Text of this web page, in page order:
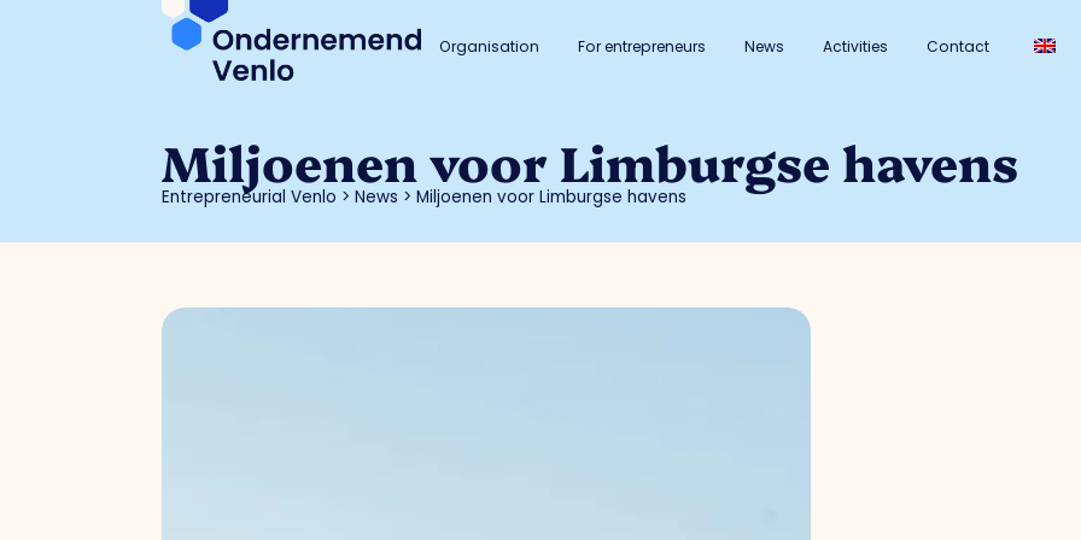
Organisation For entrepreneurs News Activities Contact
Mil­joe­nen voor Lim­burg­se ha­vens
Entrepreneurial Venlo >News >Mil­joe­nen voor Lim­burg­se ha­vens